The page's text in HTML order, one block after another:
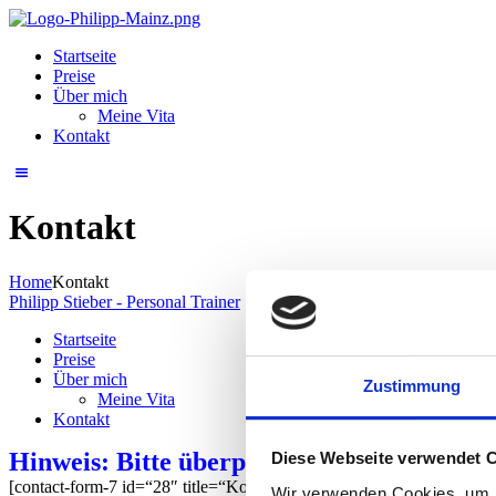
Zustimmung
Diese Webseite verwendet
Startseite
Preise
Über mich
Meine Vita
Kontakt
Kontakt
HomeKontakt
Philipp Stieber - Personal Trainer
Startseite
Preise
Über mich
Meine Vita
Kontakt
Hinweis: Bitte überprüfen Sie auch Ihren
[contact-form-7 id=“28″ title=“Kontaktformular 1″]